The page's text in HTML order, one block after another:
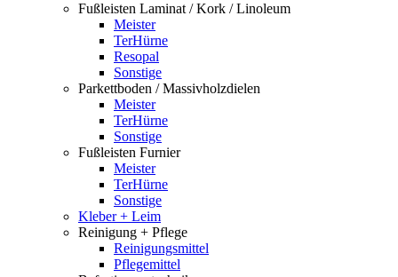
Fußleisten Laminat / Kork / Linoleum
Meister
TerHürne
Resopal
Sonstige
Parkettboden / Massivholzdielen
Meister
TerHürne
Sonstige
Fußleisten Furnier
Meister
TerHürne
Sonstige
Kleber + Leim
Reinigung + Pflege
Reinigungsmittel
Pflegemittel